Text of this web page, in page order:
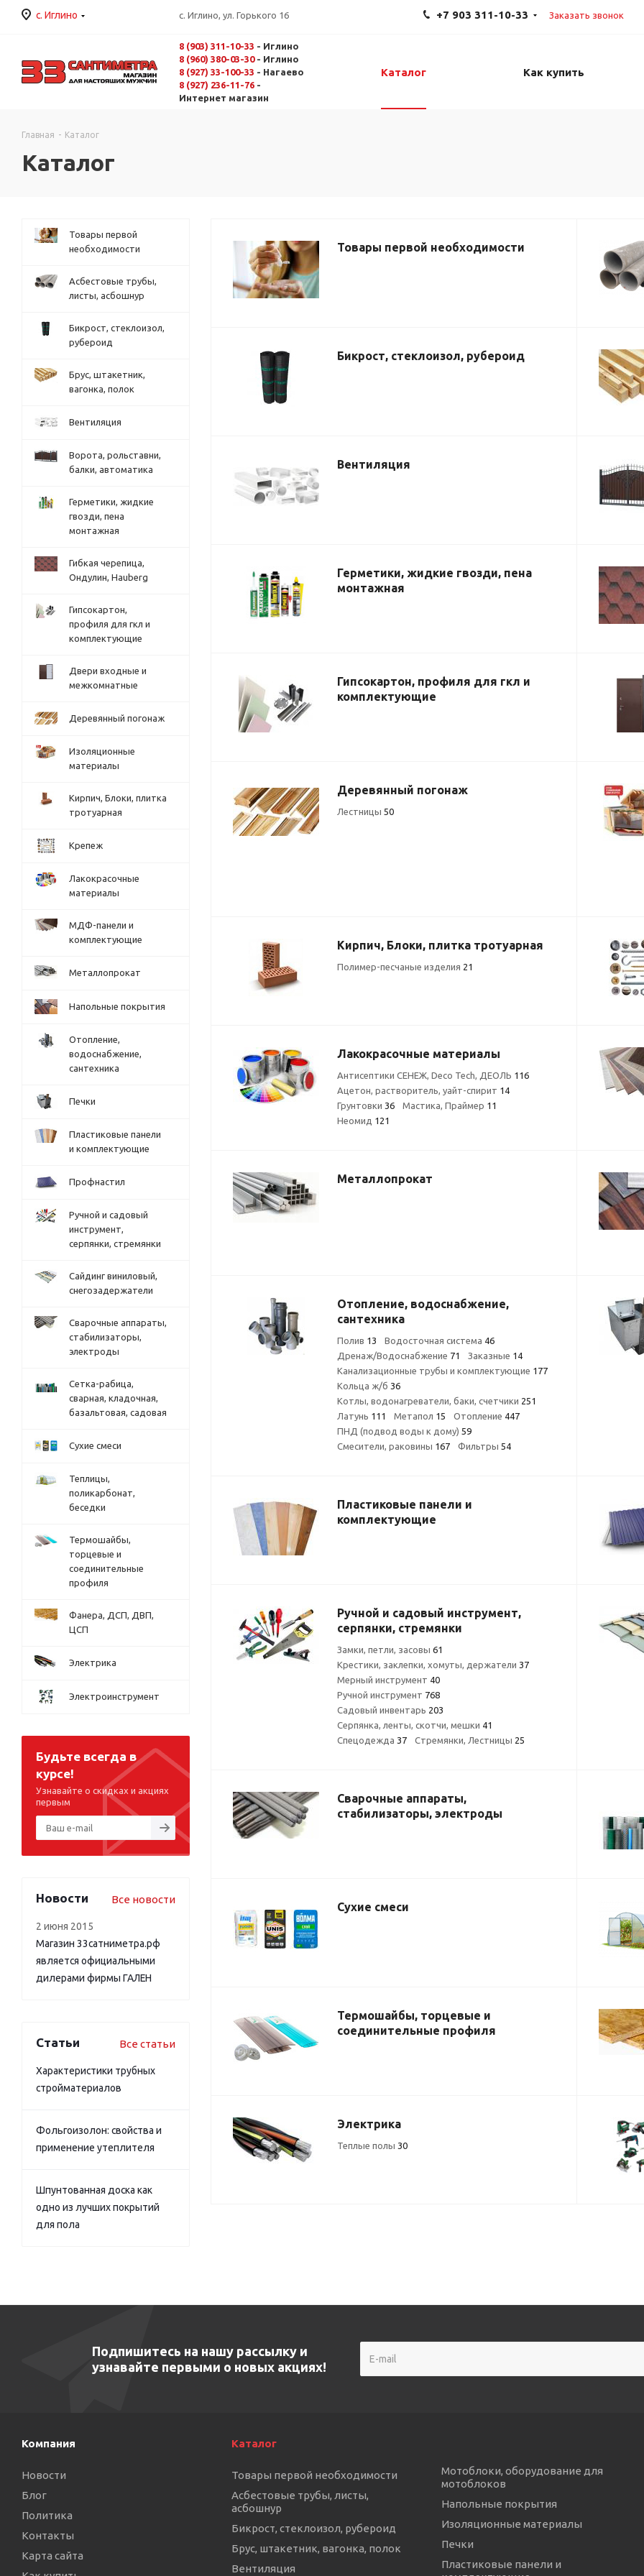
с. Иглино с. Иглино, ул. Горького 16 +7 903 311-10-33 Заказать звонок
8 (903) 311-10-33 - Иглино
8 (960) 380-03-30- Иглино
8 (927) 33-100-33 - Нагаево
8 (927) 236-11-76 -
Интернет магазин
Каталог Как купить
Главная - Каталог
Каталог
Товары первой необходимости
Бикрост, стеклоизол, рубероид
Вентиляция
Герметики, жидкие гвозди, пена
монтажная
Гипсокартон, профиля для гкл и
комплектующие
Деревянный погонаж
Лестницы 50
Кирпич, Блоки, плитка тротуарная
Полимер-песчаные изделия 21
Лакокрасочные материалы
Антисептики СЕНЕЖ, Deco Tech, ДЕОЛЬ 116
Ацетон, растворитель, уайт-спирит 14
Грунтовки 36 Мастика, Праймер 11
Неомид 121
Металлопрокат
Отопление, водоснабжение,
сантехника
Полив 13 Водосточная система 46
Дренаж/Водоснабжение 71 Заказные 14
Канализационные трубы и комплектующие 177
Кольца ж/б 36
Котлы, водонагреватели, баки, счетчики 251
Латунь 111 Метапол 15 Отопление 447
ПНД (подвод воды к дому) 59
Смесители, раковины 167 Фильтры 54
Пластиковые панели и
комплектующие
Ручной и садовый инструмент,
серпянки, стремянки
Замки, петли, засовы 61
Крестики, заклепки, хомуты, держатели 37
Мерный инструмент 40
Ручной инструмент 768
Садовый инвентарь 203
Серпянка, ленты, скотчи, мешки 41
Спецодежда 37 Стремянки, Лестницы 25
Сварочные аппараты,
стабилизаторы, электроды
Сухие смеси
Термошайбы, торцевые и
соединительные профиля
Электрика
Теплые полы 30
Товары первой
необходимости
Асбестовые трубы,
листы, асбошнур
Бикрост, стеклоизол,
рубероид
Брус, штакетник,
вагонка, полок
Вентиляция
Ворота, рольставни,
балки, автоматика
Герметики, жидкие
гвозди, пена
монтажная
Гибкая черепица,
Ондулин, Hauberg
Гипсокартон,
профиля для гкл и
комплектующие
Двери входные и
межкомнатные
Деревянный погонаж
Изоляционные
материалы
Кирпич, Блоки, плитка
тротуарная
Крепеж
Лакокрасочные
материалы
МДФ-панели и
комплектующие
Металлопрокат
Напольные покрытия
Отопление,
водоснабжение,
сантехника
Печки
Пластиковые панели
и комплектующие
Профнастил
Ручной и садовый
инструмент,
серпянки, стремянки
Сайдинг виниловый,
снегозадержатели
Сварочные аппараты,
стабилизаторы,
электроды
Сетка-рабица,
сварная, кладочная,
базальтовая, садовая
Сухие смеси
Теплицы,
поликарбонат,
беседки
Термошайбы,
торцевые и
соединительные
профиля
Фанера, ДСП, ДВП,
ЦСП
Электрика
Электроинструмент
Будьте всегда в
курсе!
Узнавайте о скидках и акциях
первым
Новости Все новости
2 июня 2015
Магазин 33сатниметра.рф
является официальными
дилерами фирмы ГАЛЕН
Статьи Все статьи
Характеристики трубных
стройматериалов
Фольгоизолон: свойства и
применение утеплителя
Шпунтованная доска как
одно из лучших покрытий
для пола
Подпишитесь на нашу рассылку и
узнавайте первыми о новых акциях!
Компания
Новости
Блог
Политика
Контакты
Карта сайта
Каталог
Товары первой необходимости
Асбестовые трубы, листы,
асбошнур
Бикрост, стеклоизол, рубероид
Брус, штакетник, вагонка, полок
Вентиляция
Мотоблоки, оборудование для
мотоблоков
Напольные покрытия
Изоляционные материалы
Печки
Пластиковые панели и